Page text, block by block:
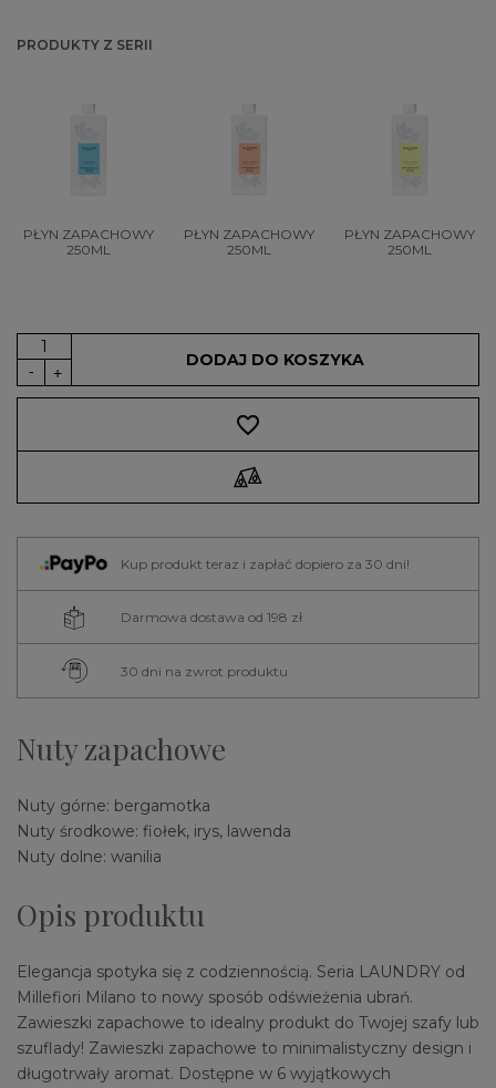
PRODUKTY Z SERII
PŁYN ZAPACHOWY
250ML
PŁYN ZAPACHOWY
250ML
PŁYN ZAPACHOWY
250ML
DODAJ DO KOSZYKA
favorite_border
Kup produkt teraz i zapłać dopiero za 30 dni!
Darmowa dostawa od 198 zł
30 dni na zwrot produktu
Nuty zapachowe
Nuty górne: bergamotka
Nuty środkowe: fiołek, irys, lawenda
Nuty dolne: wanilia
Opis produktu
Elegancja spotyka się z codziennością. Seria LAUNDRY od
Millefiori Milano to nowy sposób odświeżenia ubrań.
Zawieszki zapachowe to idealny produkt do Twojej szafy lub
szuflady! Zawieszki zapachowe to minimalistyczny design i
długotrwały aromat. Dostępne w 6 wyjątkowych